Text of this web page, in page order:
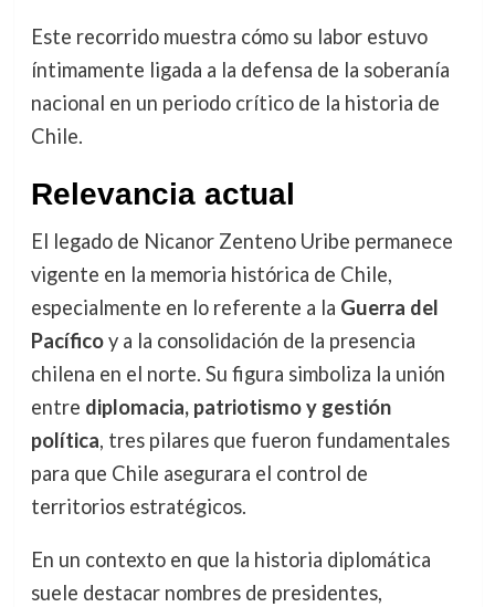
Este recorrido muestra cómo su labor estuvo
íntimamente ligada a la defensa de la soberanía
nacional en un periodo crítico de la historia de
Chile.
Relevancia actual
El legado de Nicanor Zenteno Uribe permanece
vigente en la memoria histórica de Chile,
especialmente en lo referente a la Guerra del
Pacíficoy a la consolidación de la presencia
chilena en el norte. Su figura simboliza la unión
entre diplomacia, patriotismo y gestión
política, tres pilares que fueron fundamentales
para que Chile asegurara el control de
territorios estratégicos.
En un contexto en que la historia diplomática
suele destacar nombres de presidentes,